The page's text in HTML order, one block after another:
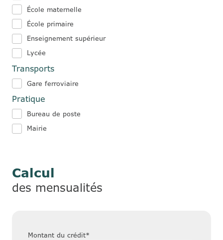
École maternelle
École primaire
Enseignement supérieur
Lycée
Transports
Gare ferroviaire
Pratique
Bureau de poste
Mairie
Calcul
des mensualités
Montant du crédit*